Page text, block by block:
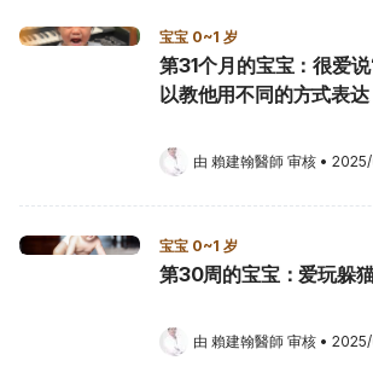
宝宝 0~1 岁
第31个月的宝宝：很爱
以教他用不同的方式表达
由 賴建翰醫師 审核 •
宝宝 0~1 岁
第30周的宝宝：爱玩躲
由 賴建翰醫師 审核 •